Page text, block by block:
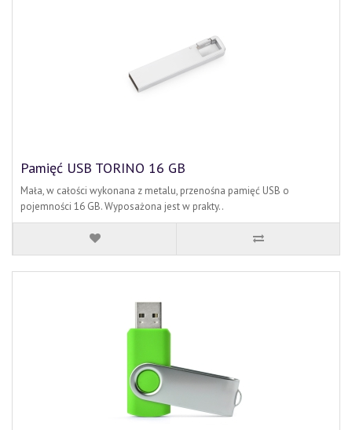
Pamięć USB TORINO 16 GB
Mała, w całości wykonana z metalu, przenośna pamięć USB o
pojemności 16 GB. Wyposażona jest w prakty..